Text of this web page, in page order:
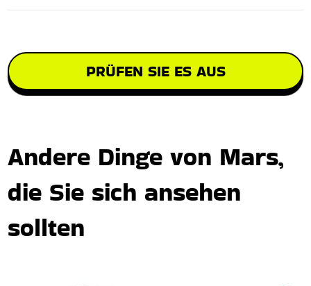
PRÜFEN SIE ES AUS
Andere Dinge von Mars,
die Sie sich ansehen
sollten